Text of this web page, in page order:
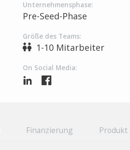
Unternehmensphase:
Pre-Seed-Phase
Größe des Teams:
1-10 Mitarbeiter
On Social Media:
Finanzierung Produkt